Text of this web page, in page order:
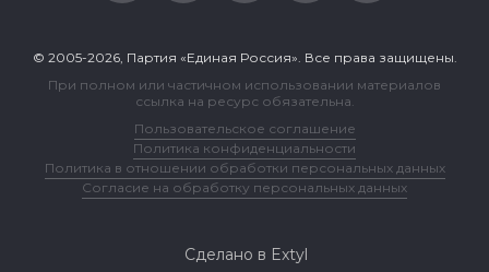
© 2005-2026, Партия «Единая Россия». Все права защищены.
При полном или частичном использовании материалов
ссылка на ресурс обязательна.
Пользовательское соглашение
Политика конфиденциальности
Политика в отношении обработки персональных данных
Согласие на обработку персональных данных
Сделано в Extyl